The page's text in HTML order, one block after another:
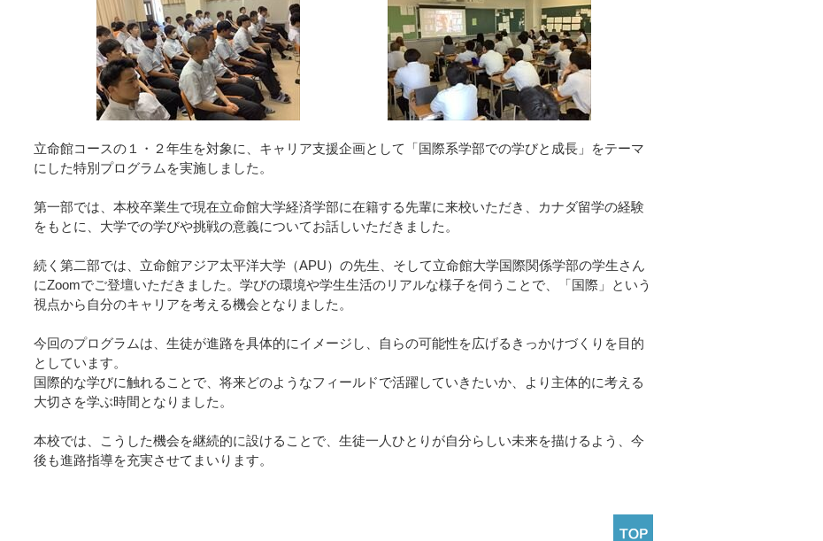
立命館コースの１・２年生を対象に、キャリア支援企画として「国際系学部での学びと成長」をテーマ
にした特別プログラムを実施しました。
第一部では、本校卒業生で現在立命館大学経済学部に在籍する先輩に来校いただき、カナダ留学の経験
をもとに、大学での学びや挑戦の意義についてお話しいただきました。
続く第二部では、立命館アジア太平洋大学（APU）の先生、そして立命館大学国際関係学部の学生さん
にZoomでご登壇いただきました。学びの環境や学生生活のリアルな様子を伺うことで、「国際」という
視点から自分のキャリアを考える機会となりました。
今回のプログラムは、生徒が進路を具体的にイメージし、自らの可能性を広げるきっかけづくりを目的
としています。
国際的な学びに触れることで、将来どのようなフィールドで活躍していきたいか、より主体的に考える
大切さを学ぶ時間となりました。
本校では、こうした機会を継続的に設けることで、生徒一人ひとりが自分らしい未来を描けるよう、今
後も進路指導を充実させてまいります。